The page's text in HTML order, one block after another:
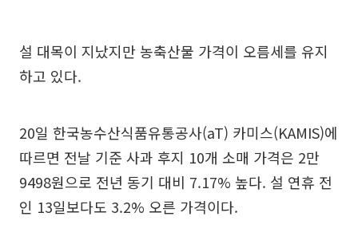
설 대목이 지났지만 농축산물 가격이 오름세를 유지
하고 있다.
20일 한국농수산식품유통공사(aT) 카미스(KAMIS)에
따르면 전날 기준 사과 후지 10개 소매 가격은 2만
9498원으로 전년 동기 대비 7.17% 높다. 설 연휴 전
인 13일보다도 3.2% 오른 가격이다.